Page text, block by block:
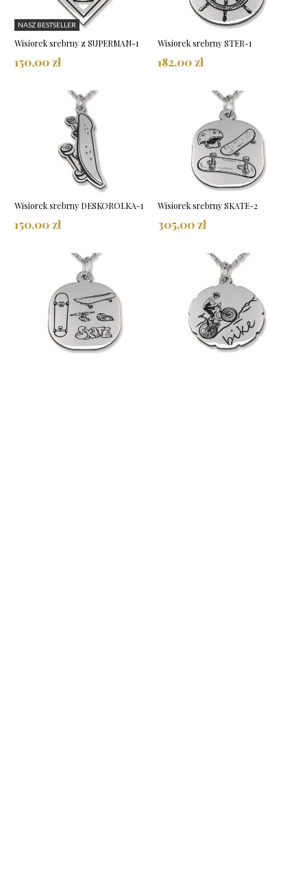
NASZ BESTSELLER
Wisiorek srebrny z SUPERMAN-1
150,00 zł
Wisiorek srebrny STER-1
182,00 zł
Wisiorek srebrny DESKOROLKA-1
150,00 zł
Wisiorek srebrny SKATE-2
305,00 zł